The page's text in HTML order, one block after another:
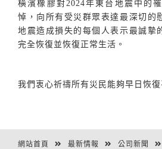
橫濱橡膠對 2024年東台地震中的
悼，向所有受災群眾表達最深切的
地震造成損失的每個人表示最誠摯
完全恢復並恢復正常生活。
我們衷心祈禱所有災民能夠早日恢復
網站首頁 最新情報 公司新聞